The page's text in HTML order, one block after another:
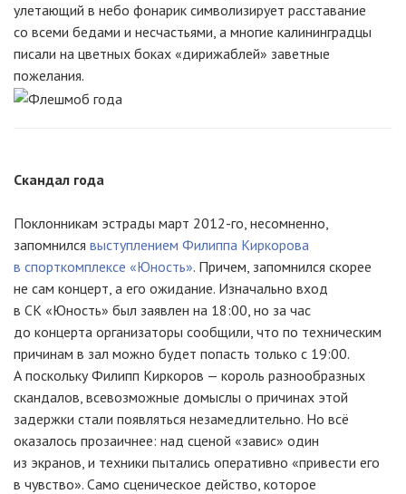
улетающий в небо фонарик символизирует расставание
со всеми бедами и несчастьями, а многие калининградцы
писали на цветных боках «дирижаблей» заветные
пожелания.
Скандал года
Поклонникам эстрады март 2012-го, несомненно,
запомнился выступлением Филиппа Киркорова
в спорткомплексе «Юность». Причем, запомнился скорее
не сам концерт, а его ожидание. Изначально вход
в СК «Юность» был заявлен на 18:00, но за час
до концерта организаторы сообщили, что по техническим
причинам в зал можно будет попасть только с 19:00.
А поскольку Филипп Киркоров — король разнообразных
скандалов, всевозможные домыслы о причинах этой
задержки стали появляться незамедлительно. Но всё
оказалось прозаичнее: над сценой «завис» один
из экранов, и техники пытались оперативно «привести его
в чувство». Само сценическое действо, которое